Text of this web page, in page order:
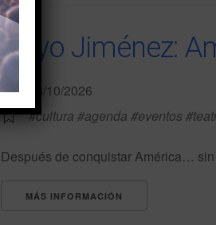
Goyo Jiménez:
18/10/2026
#cultura #agenda #eventos
Después de conquistar América…
MÁS INFORMACIÓN